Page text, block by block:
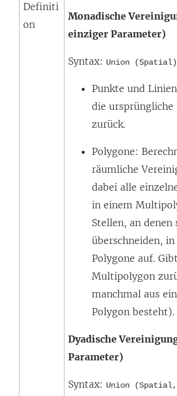
Definiti
on
Monadische
einziger Parameter)
Syntax: Union (Spatial)
Punkte und
die ursprüngliche
zurück.
Polygone:
räumliche
dabei alle
in einem
Stellen, an denen
überschneiden,
Polygone auf.
Multipolygon
manchmal aus
Polygon besteht).
Dyadische
Parameter)
Syntax: Union